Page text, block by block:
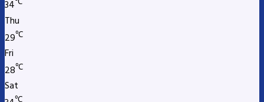
34
Thu
29℃
Fri
28℃
Sat